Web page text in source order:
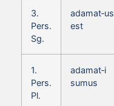
3.
Pers.
Sg.
adamat‑us
est
1.
Pers.
Pl.
adamat‑i
sumus